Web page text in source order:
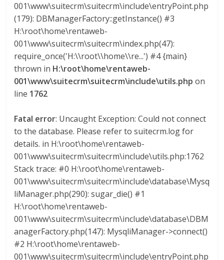
n
a
r
a
e
n
C
o
001\www\suitecrm\suitecrm\include\entryPoint.php
(179): DBManagerFactory::getInstance() #3
H:\root\home\rentaweb-
001\www\suitecrm\suitecrm\index.php(47):
require_once('H:\\root\\home\\re...') #4 {main}
thrown in H:\root\home\rentaweb-
001\www\suitecrm\suitecrm\include\utils.php on
line 1762
Fatal error: Uncaught Exception: Could not connect
to the database. Please refer to suitecrm.log for
details. in H:\root\home\rentaweb-
001\www\suitecrm\suitecrm\include\utils.php:1762
Stack trace: #0 H:\root\home\rentaweb-
001\www\suitecrm\suitecrm\include\database\Mysq
liManager.php(290): sugar_die() #1
H:\root\home\rentaweb-
001\www\suitecrm\suitecrm\include\database\DBM
anagerFactory.php(147): MysqliManager->connect()
#2 H:\root\home\rentaweb-
001\www\suitecrm\suitecrm\include\entryPoint.php